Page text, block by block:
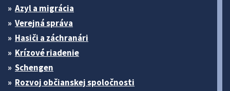
Azyl a migrácia
Verejná správa
Hasiči a záchranári
Krízové riadenie
Schengen
Rozvoj občianskej spoločnosti